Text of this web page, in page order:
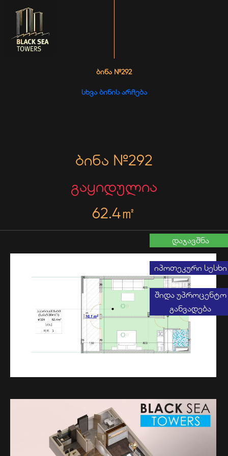
დაჯავშნა
იპოთეკური სესხი
შიდა უპროცენტო
განვადება
ᲑᲘᲜᲐ №292
ᲡᲮᲕᲐ ᲑᲘᲜᲘᲡ ᲐᲠᲩᲔᲑᲐ
ბინა №292
გაყიდულია
62.4㎡